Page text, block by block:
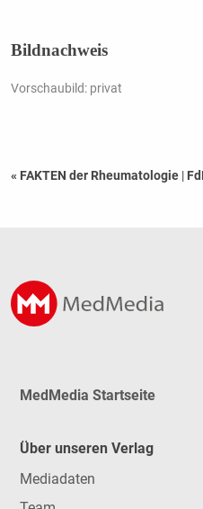
Bildnachweis
Vorschaubild: privat
« FAKTEN der Rheumatologie |
MedMedia Startseite
Über unseren Verlag
Mediadaten